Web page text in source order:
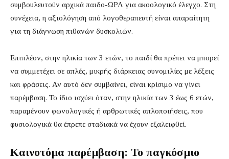
συμβουλευτούν αρχικά παιδο-ΩΡΛ για ακοολογικό έλεγχο. Στη
συνέχεια, η αξιολόγηση από λογοθεραπευτή είναι απαραίτητη
για τη διάγνωση πιθανών δυσκολιών.
Επιπλέον, στην ηλικία των 3 ετών, το παιδί θα πρέπει να μπορεί
να συμμετέχει σε απλές, μικρής διάρκειας συνομιλίες με λέξεις
και φράσεις. Αν αυτό δεν συμβαίνει, είναι κρίσιμο να γίνει
παρέμβαση. Το ίδιο ισχύει όταν, στην ηλικία των 3 έως 6 ετών,
παραμένουν φωνολογικές ή αρθρωτικές απλοποιήσεις, που
φυσιολογικά θα έπρεπε σταδιακά να έχουν εξαλειφθεί.
Καινοτόμα παρέμβαση: Το παγκόσμιο